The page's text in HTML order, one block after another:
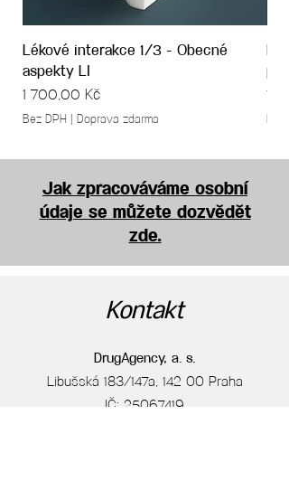
Lékové interakce 1/3 - Obecné
aspekty LI
Cena
1 700,00 Kč
Bez DPH | Doprava zdarma
Cena
1
Bez
Jak zpracováváme osobní
údaje se můžete dozvědět
zde.
Kontakt
DrugAgency, a. s.
Libušská 183/147a, 142 00 Praha
IČ: 25067419